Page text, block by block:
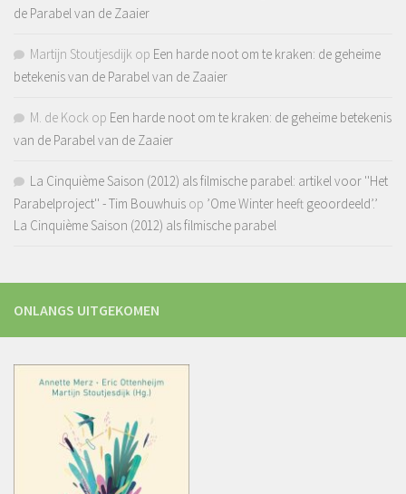
de Parabel van de Zaaier
Martijn Stoutjesdijk op Een harde noot om te kraken: de geheime
betekenis van de Parabel van de Zaaier
M. de Kock op Een harde noot om te kraken: de geheime betekenis
van de Parabel van de Zaaier
La Cinquième Saison (2012) als filmische parabel: artikel voor ''Het
Parabelproject'' - Tim Bouwhuis op ’Ome Winter heeft geoordeeld’.’
La Cinquième Saison (2012) als filmische parabel
ONLANGS UITGEKOMEN